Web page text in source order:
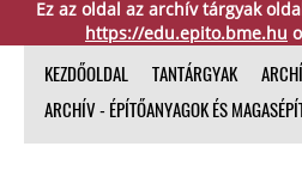
Ez az oldal az archív tárgyak
https://edu.epito.bme.hu
KEZDŐOLDAL TANTÁRGYAK
ARCHÍV - ÉPÍTŐANYAGOK ÉS